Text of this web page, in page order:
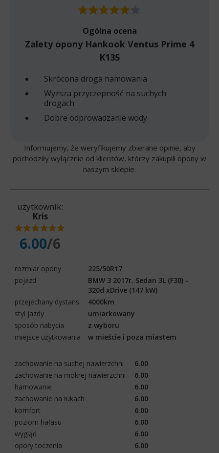
Ogólna ocena
Zalety opony Hankook Ventus Prime 4
K135
Skrócona droga hamowania
Wyższa przyczepność na suchych
drogach
Dobre odprowadzanie wody
Informujemy, że weryfikujemy zbierane opinie, aby
pochodziły wyłącznie od klientów, którzy zakupili opony w
naszym sklepie.
użytkownik:
Kris
6.00/6
rozmiar opony
225/50R17
pojazd
BMW 3 2017r. Sedan 3L (F30) -
320d xDrive (147 kW)
przejechany dystans
4000km
styl jazdy
umiarkowany
sposób nabycia
z wyboru
miejsce użytkowania
w mieście i poza miastem
zachowanie na suchej nawierzchni
6.00
zachowanie na mokrej nawierzchni
6.00
hamowanie
6.00
zachowanie na łukach
6.00
komfort
6.00
poziom hałasu
6.00
wygląd
6.00
opory toczenia
6.00